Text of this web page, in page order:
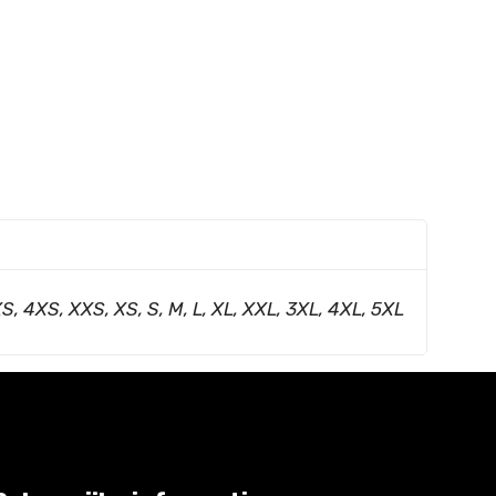
4XS, XXS, XS, S, M, L, XL, XXL, 3XL, 4XL, 5XL